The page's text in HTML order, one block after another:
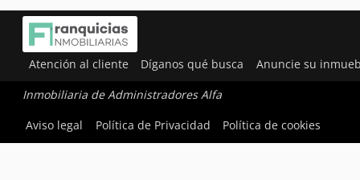
Atención al cliente Díganos qué busca Anuncie su
Inmobiliaria de Administradores Alfa
Aviso legal
Política de Privacidad Política de cookies